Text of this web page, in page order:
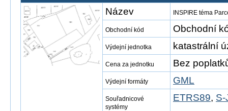
Název INSPIRE téma
Obchodní kód Obchodní
Výdejní jednotka katastrální
Cena za jednotku Bez
Výdejní formáty GML
Souřadnicové
systémy
ETRS89, S-